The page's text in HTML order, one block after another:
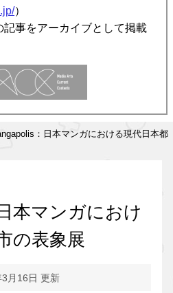
）
事をアーカイブとして掲載
：日本マンガにおける現代日本都
本マンガにおけ
の表象展
3月16日 更新